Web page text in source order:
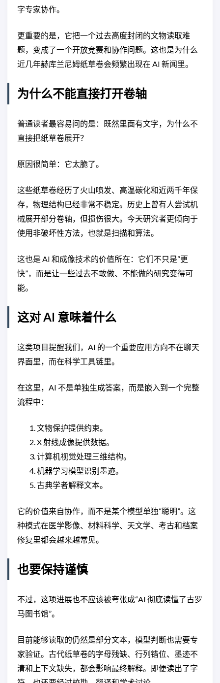
字专家协作。
更重要的是，它把一个过去高度封闭的文物读取难
题，变成了一个开放竞赛和协作问题。这也是为什么
近几年赫库兰尼姆纸草卷会频繁出现在 AI 新闻里。
为什么不能直接打开卷轴
普通读者最容易问的是：既然里面有文字，为什么不
直接把纸草卷展开？
原因很简单：它太脆了。
这些纸草卷经历了火山喷发、高温碳化和近两千年保
存，物理结构已经非常不稳定。历史上曾有人尝试机
械展开部分卷轴，但损伤很大。今天研究者更倾向于
使用非破坏性方法，也就是扫描和算法。
这也是 AI 和成像技术的价值所在：它们不只是“更
快”，而是让一些过去不敢做、不能做的研究变得可
能。
这对 AI 意味着什么
这类项目提醒我们，AI 的一个重要应用方向不在聊天
界面里，而在科学工具链里。
在这里，AI 不是单独生成答案，而是嵌入到一个完整
流程中：
文物保护提供约束。
X 射线成像提供数据。
计算机视觉处理三维结构。
机器学习模型识别墨迹。
古典学者解释文本。
它的价值来自协作，而不是某个模型单独“聪明”。这
种模式在医学影像、材料科学、天文学、考古和档案
修复里都会越来越常见。
也要保持谨慎
不过，这项进展也不应该被夸张成“AI 彻底读懂了古罗
马图书馆”。
目前能够读取的仍然是部分文本，模型判断也需要专
家验证。古代纸草卷的字母残缺、行列错位、墨迹不
清和上下文缺失，都会影响最终解释。即便读出了字